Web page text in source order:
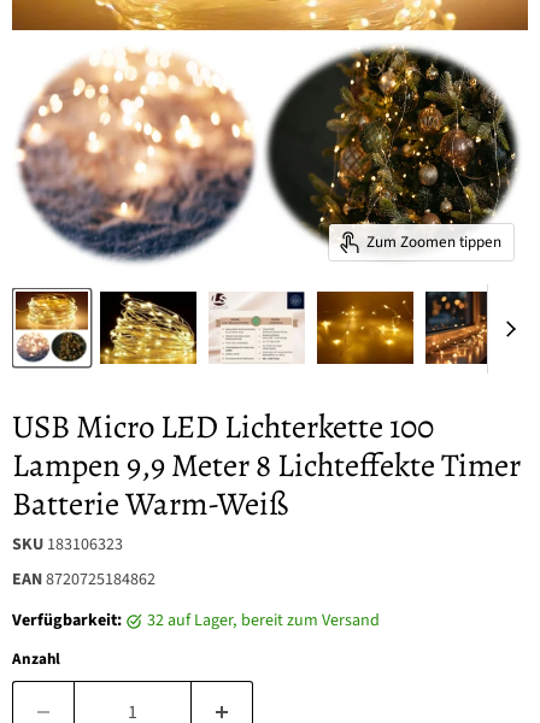
Zum Zoomen tippen
USB Micro LED Lichterkette 100
Lampen 9,9 Meter 8 Lichteffekte Timer
Batterie Warm-Weiß
SKU 183106323
EAN8720725184862
Verfügbarkeit:
32 auf Lager, bereit zum Versand
Anzahl